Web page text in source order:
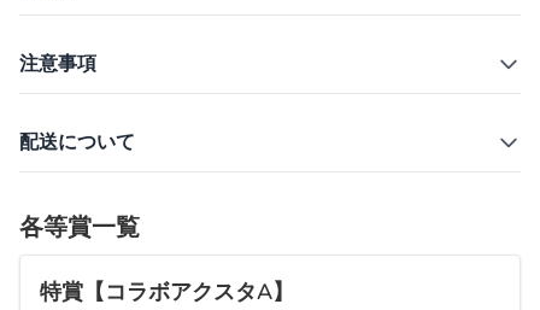
注意事項
配送について
各等賞一覧
特賞【コラボアクスタA】